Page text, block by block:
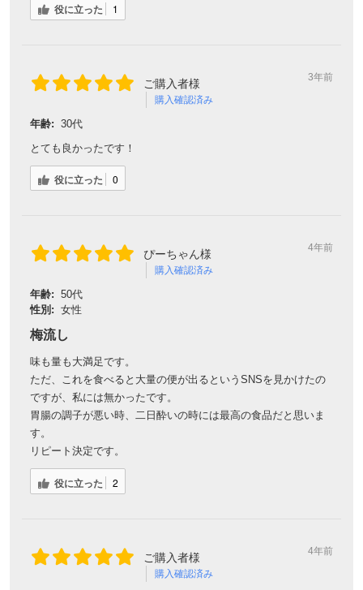
役に立った 1
ご購入者様
購入確認済み
3年前
年齢: 30代
とても良かったです！
役に立った 0
ぴーちゃん様
購入確認済み
4年前
年齢: 50代
性別: 女性
梅流し
味も量も大満足です。
ただ、これを食べると大量の便が出るというSNSを見かけたの
ですが、私には無かったです。
胃腸の調子が悪い時、二日酔いの時には最高の食品だと思いま
す。
リピート決定です。
役に立った 2
ご購入者様
購入確認済み
4年前